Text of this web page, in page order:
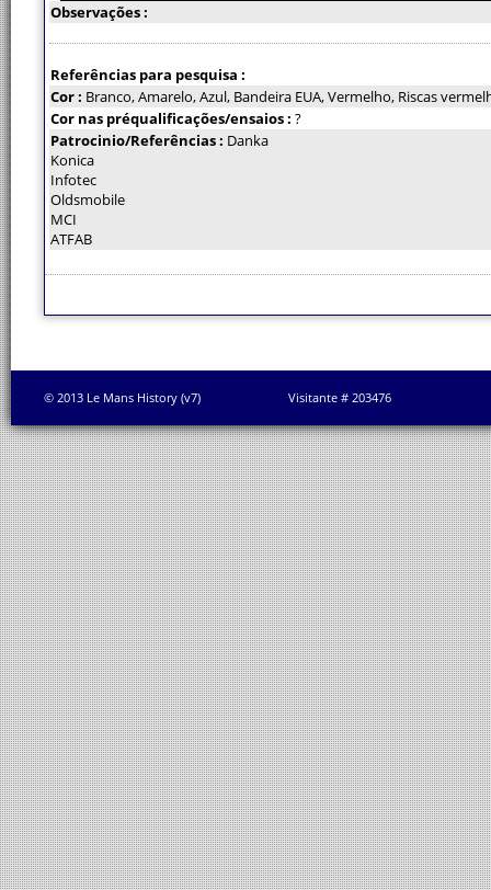
Observações :
Referências para pesquisa :
Cor : Branco, Amarelo, Azul, Bandeira EUA, Vermelho, Riscas
Cor nas préqualificações/ensaios : ?
Patrocinio/Referências : Danka
Konica
Infotec
Oldsmobile
MCI
ATFAB
© 2013 Le Mans History (v7) Visitante # 203476